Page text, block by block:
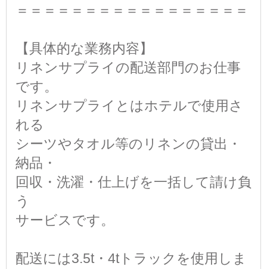
＝＝＝＝＝＝＝＝＝＝＝＝＝＝＝＝＝
【具体的な業務内容】
リネンサプライの配送部門のお仕事
です。
リネンサプライとはホテルで使用さ
れる
シーツやタオル等のリネンの貸出・
納品・
回収・洗濯・仕上げを一括して請け負
う
サービスです。
配送には3.5t・4tトラックを使用しま